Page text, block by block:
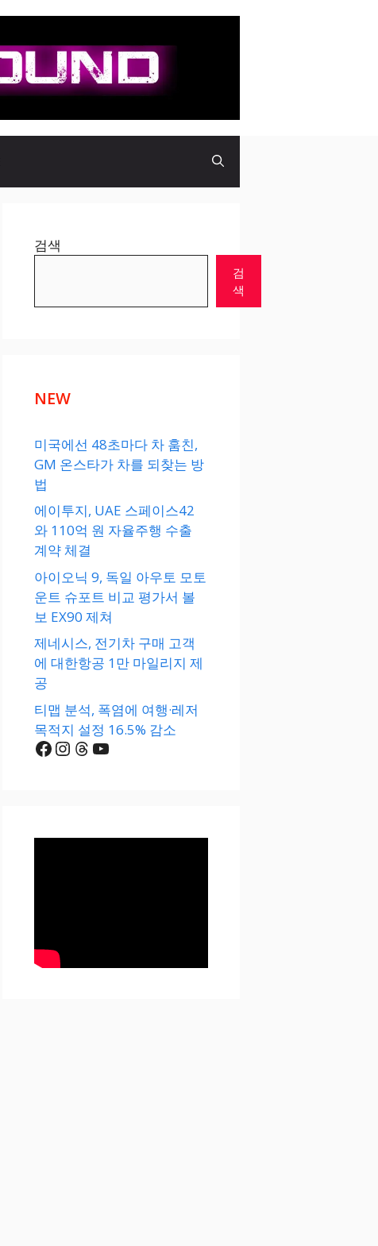
검색
검
색
NEW
미국에선 48초마다 차 훔친,
GM 온스타가 차를 되찾는 방
법
에이투지, UAE 스페이스42
와 110억 원 자율주행 수출
계약 체결
아이오닉 9, 독일 아우토 모토
운트 슈포트 비교 평가서 볼
보 EX90 제쳐
제네시스, 전기차 구매 고객
에 대한항공 1만 마일리지 제
공
티맵 분석, 폭염에 여행·레저
목적지 설정 16.5% 감소
Facebook
Instagram
Threads
YouTube